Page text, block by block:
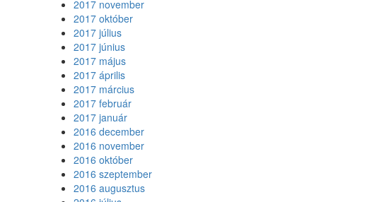
2017 november
2017 október
2017 július
2017 június
2017 május
2017 április
2017 március
2017 február
2017 január
2016 december
2016 november
2016 október
2016 szeptember
2016 augusztus